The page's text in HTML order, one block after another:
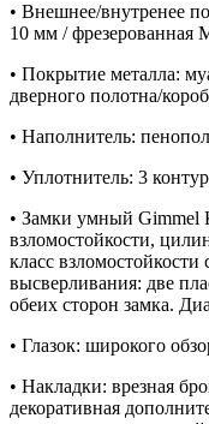
• Внешнее/внутренее
10 мм /
• Покрытие металла:
дверного полотна/
• Наполнитель:
• Уплотнитель: 3
• Замки умный Gimmel
взломостойкости,
класс
высверливания: две
обеих сторон замка.
• Глазок: широкого
• Накладки: врезная
декоративная